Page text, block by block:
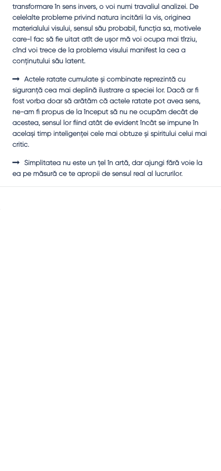
transformare în sens invers, o voi numi travaliul analizei. De
celelalte probleme privind natura incitării la vis, originea
materialului visului, sensul său probabil, funcţia sa, motivele
care-l fac să fie uitat atît de uşor mă voi ocupa mai tîrziu,
cînd voi trece de la problema visului manifest la cea a
conţinutului său latent.
Actele ratate cumulate şi combinate reprezintă cu
siguranţă cea mai deplină ilustrare a speciei lor. Dacă ar fi
fost vorba doar să arătăm că actele ratate pot avea sens,
ne-am fi propus de la început să nu ne ocupăm decât de
acestea, sensul lor fiind atât de evident încât se impune în
acelaşi timp inteligenţei cele mai obtuze şi spiritului celui mai
critic.
Simplitatea nu este un ţel în artă, dar ajungi fără voie la
ea pe măsură ce te apropii de sensul real al lucrurilor.